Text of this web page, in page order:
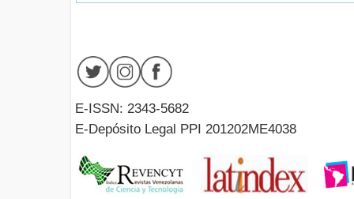
E-ISSN: 2343-5682
E-Depósito Legal PPI 201202ME4038